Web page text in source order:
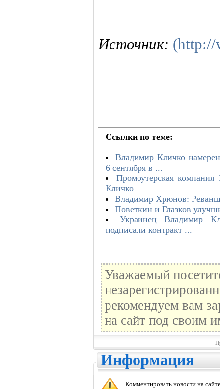
Источник: (http://
Ссылки по теме:
Владимир Кличко
6 сентября в ...
Промоутерская
Кличко
Владимир Хрюнов:
Поветкин и Глазков
Украинец Владимир
подписали контракт ...
Уважаемый
рекомендуем вам
на сайт под своим
Информация
Комментировать новости на